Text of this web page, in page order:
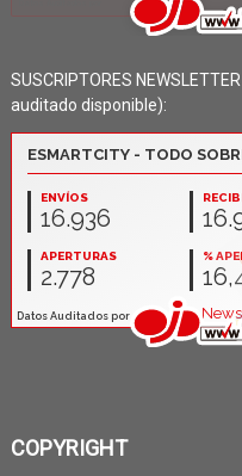
SUSCRIPTORES
auditado disponible):
COPYRIGHT